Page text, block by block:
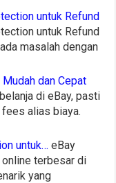
untuk Refund
untuk Refund
masalah dengan
dan Cepat
di eBay, pasti
alias biaya.
untuk… eBay
terbesar di
yang